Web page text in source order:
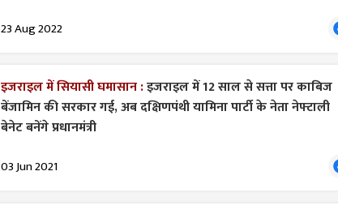
23 Aug 2022
इजराइल में सियासी घमासान :इजराइल में 12 साल से सत्ता पर काबिज
बेंजामिन की सरकार गई, अब दक्षिणपंथी यामिना पार्टी के नेता नेफ्टाली
बेनेट बनेंगे प्रधानमंत्री
03 Jun 2021